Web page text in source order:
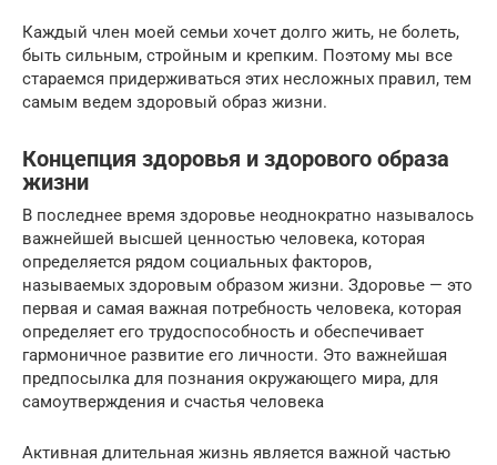
Каждый член моей семьи хочет долго жить, не болеть,
быть сильным, стройным и крепким. Поэтому мы все
стараемся придерживаться этих несложных правил, тем
самым ведем здоровый образ жизни.
Концепция здоровья и здорового образа
жизни
В последнее время здоровье неоднократно называлось
важнейшей высшей ценностью человека, которая
определяется рядом социальных факторов,
называемых здоровым образом жизни. Здоровье — это
первая и самая важная потребность человека, которая
определяет его трудоспособность и обеспечивает
гармоничное развитие его личности. Это важнейшая
предпосылка для познания окружающего мира, для
самоутверждения и счастья человека
Активная длительная жизнь является важной частью